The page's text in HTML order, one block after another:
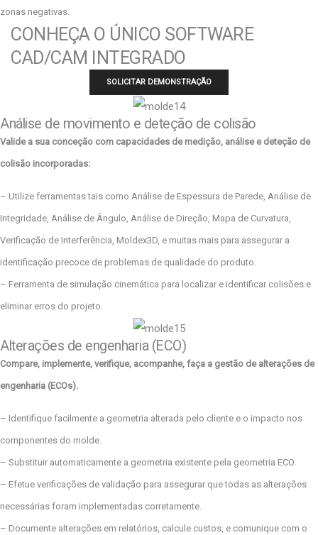
zonas negativas.
CONHEÇA O ÚNICO SOFTWARE
CAD/CAM INTEGRADO
SOLICITAR DEMONSTRAÇÃO
Análise de movimento e deteção de colisão
Valide a sua conceção com capacidades de medição, análise e deteção de
colisão incorporadas:
– Utilize ferramentas tais como Análise de Espessura de Parede, Análise de
Integridade, Análise de Ângulo, Análise de Direção, Mapa de Curvatura,
Verificação de Interferência, Moldex3D, e muitas mais para assegurar a
identificação precoce de problemas de qualidade do produto.
– Ferramenta de simulação cinemática para localizar e identificar colisões e
eliminar erros do projeto.
Alterações de engenharia (ECO)
Compare, implemente, verifique, acompanhe, faça a gestão de alterações de
engenharia (ECOs).
– Identifique facilmente a geometria alterada pelo cliente e o impacto nos
componentes do molde.
– Substituir automaticamente a geometria existente pela geometria ECO.
– Efetue verificações de validação para assegurar que todas as alterações
necessárias foram implementadas corretamente.
– Documente alterações em relatórios, calcule custos, e comunique com o